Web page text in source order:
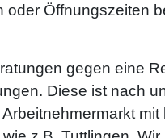
Öffnungszeiten
gegen eine
Diese ist nach